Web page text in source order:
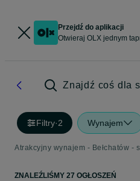
Przejdź do aplikacji
Otwieraj OLX jednym
Znajdź coś dla
Filtry·2 Wynajem
ZNALEŹLIŚMY 27 OGŁOSZEŃ